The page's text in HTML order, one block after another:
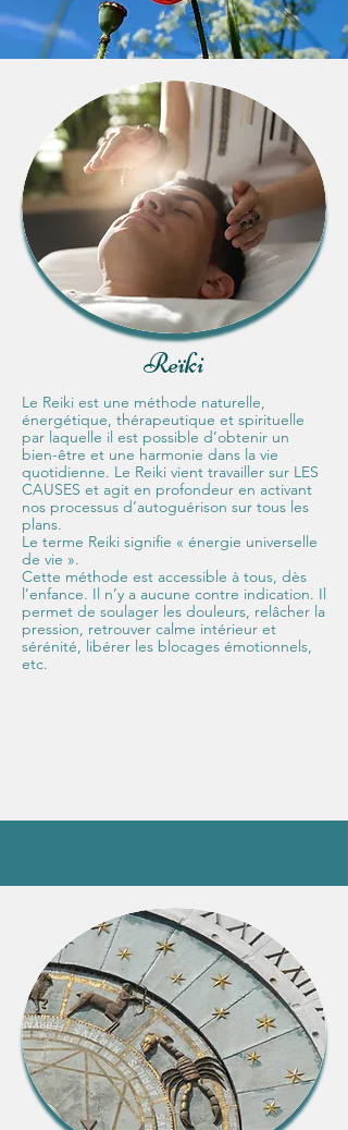
Reïki
Le Reiki est une méthode naturelle,
énergétique, thérapeutique et spirituelle
par laquelle il est possible d’obtenir un
bien-être et une harmonie dans la vie
quotidienne. Le Reiki vient travailler sur LES
CAUSES et agit en profondeur en activant
nos processus d’autoguérison sur tous les
plans.
Le terme Reiki signifie « énergie universelle
de vie ».
Cette méthode est accessible à tous, dès
l’enfance. Il n’y a aucune contre indication. Il
permet de soulager les douleurs, relâcher la
pression, retrouver calme intérieur et
sérénité, libérer les blocages émotionnels,
etc.